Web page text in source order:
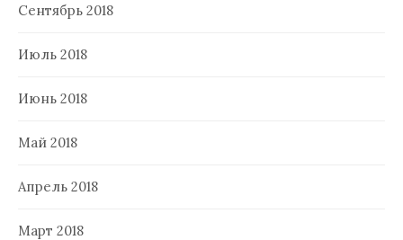
Сентябрь 2018
Июль 2018
Июнь 2018
Май 2018
Апрель 2018
Март 2018